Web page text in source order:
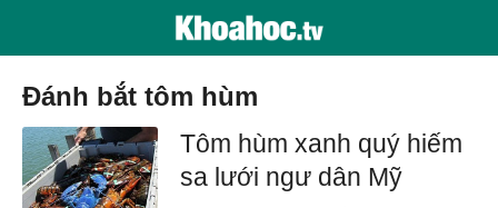
đánh bắt tôm hùm
Tôm hùm xanh quý hiếm
sa lưới ngư dân Mỹ